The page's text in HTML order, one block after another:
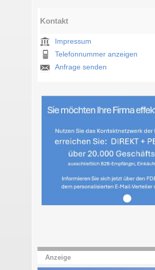
Kontakt
Impressum
Telefonnummer anzeigen
Anfrage senden
Anzeige